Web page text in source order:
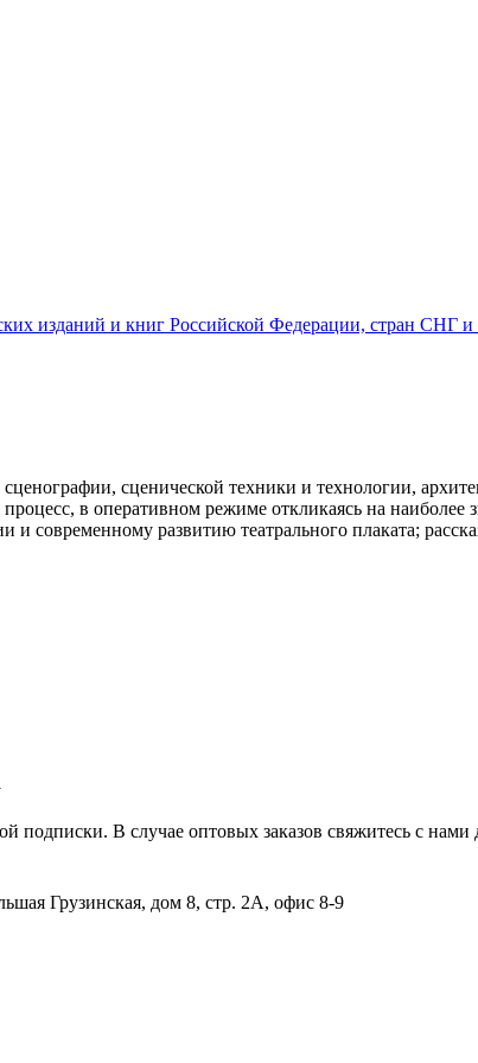
изданий и книг Российской Федерации, стран СНГ и
сценической техники и технологии,
в оперативном режиме откликаясь на
и современному развитию театрального плаката;
подписки. В случае оптовых заказов свяжитесь с
Грузинская, дом 8, стр. 2А, офис 8-9